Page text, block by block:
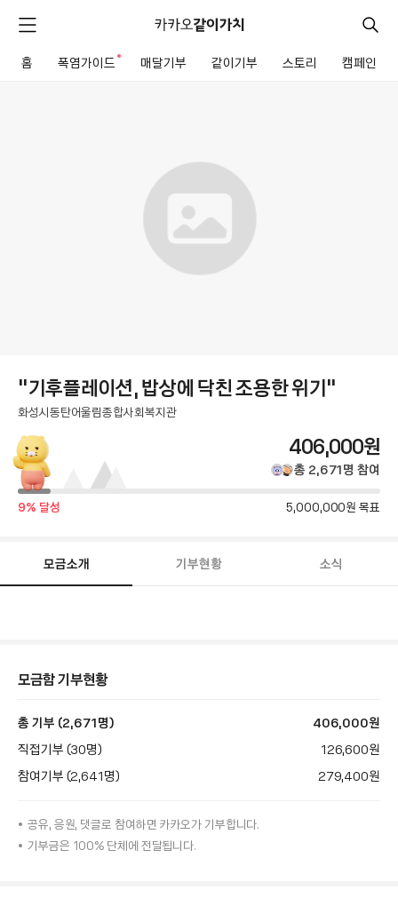
메
펼
카
오
이
검
홈 폭염가이드새로운 알림
매달기부 같이기부 스토리 캠페인
“기후플레이션, 밥상에 닥친 조용한 위기”
화성시동탄어울림종합사회복지관
총
모
금
406,000원
총 2,671명 참여
달
9% 달성
목
5,000,000원 목표
모금소개 기부현황 소식
모
본
문
모금함 기부현황
총 기부 (2,671명) 406,000원
직접기부 (30명)
126,600원
참여기부 (2,641명)
279,400원
공유, 응원, 댓글로 참여하면 카카오가기부합니다.
기부금은 100% 단체에 전달됩니다.